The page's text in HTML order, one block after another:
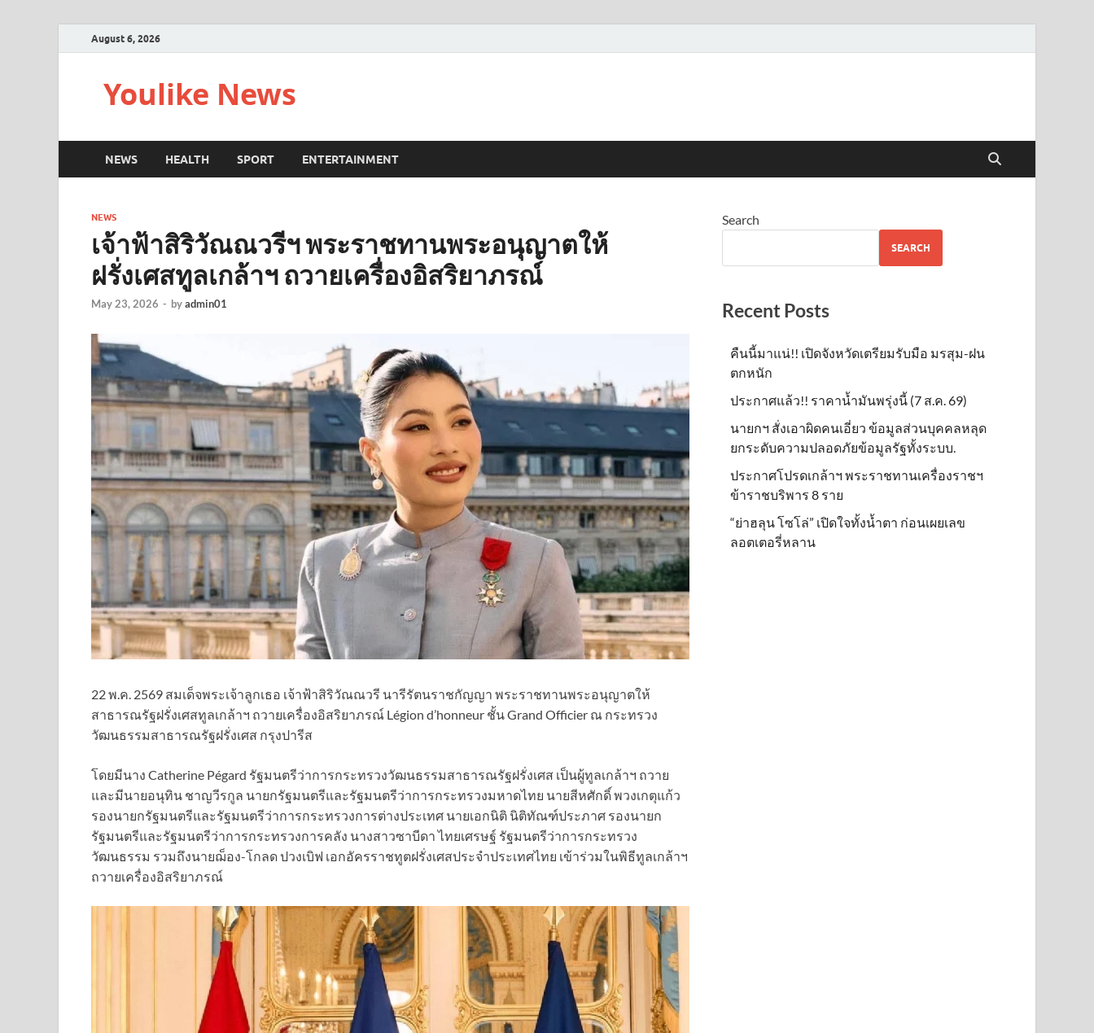
August 6, 2026
Youlike News
NEWS HEALTH SPORT ENTERTAINMENT
NEWS
เจ้าฟ้าสิริวัณณวรีฯ พระราชทานพระอนุญาตให้
ฝรั่งเศสทูลเกล้าฯ ถวายเครื่องอิสริยาภรณ์
May 23, 2026 - byadmin01
22 พ.ค. 2569 สมเด็จพระเจ้าลูกเธอ เจ้าฟ้าสิริวัณณวรี นารีรัตนราชกัญญา พระราชทานพระอนุญาตให้
สาธารณรัฐฝรั่งเศสทูลเกล้าฯ ถวายเครื่องอิสริยาภรณ์ Légion d’honneur ชั้น Grand Officier ณ กระทรวง
วัฒนธรรมสาธารณรัฐฝรั่งเศส กรุงปารีส
โดยมีนาง Catherine Pégard รัฐมนตรีว่าการกระทรวงวัฒนธรรมสาธารณรัฐฝรั่งเศส เป็นผู้ทูลเกล้าฯ ถวาย
และมีนายอนุทิน ชาญวีรกูล นายกรัฐมนตรีและรัฐมนตรีว่าการกระทรวงมหาดไทย นายสีหศักดิ์ พวงเกตุแก้ว
รองนายกรัฐมนตรีและรัฐมนตรีว่าการกระทรวงการต่างประเทศ นายเอกนิติ นิติทัณฑ์ประภาศ รองนายก
รัฐมนตรีและรัฐมนตรีว่าการกระทรวงการคลัง นางสาวซาบีดา ไทยเศรษฐ์ รัฐมนตรีว่าการกระทรวง
วัฒนธรรม รวมถึงนายฌ็อง-โกลด ปวงเบิฟ เอกอัครราชทูตฝรั่งเศสประจำประเทศไทย เข้าร่วมในพิธีทูลเกล้าฯ
ถวายเครื่องอิสริยาภรณ์
Search
SEARCH
Recent Posts
คืนนี้มาแน่!! เปิดจังหวัดเตรียมรับมือ มรสุม-ฝน
ตกหนัก
ประกาศแล้ว!! ราคาน้ำมันพรุ่งนี้ (7 ส.ค. 69)
นายกฯ สั่งเอาผิดคนเอี่ยว ข้อมูลส่วนบุคคลหลุด
ยกระดับความปลอดภัยข้อมูลรัฐทั้งระบบ.
ประกาศโปรดเกล้าฯ พระราชทานเครื่องราชฯ
ข้าราชบริพาร 8 ราย
“ย่าฮลุน โซโล่” เปิดใจทั้งน้ำตา ก่อนเผยเลข
ลอตเตอรี่หลาน